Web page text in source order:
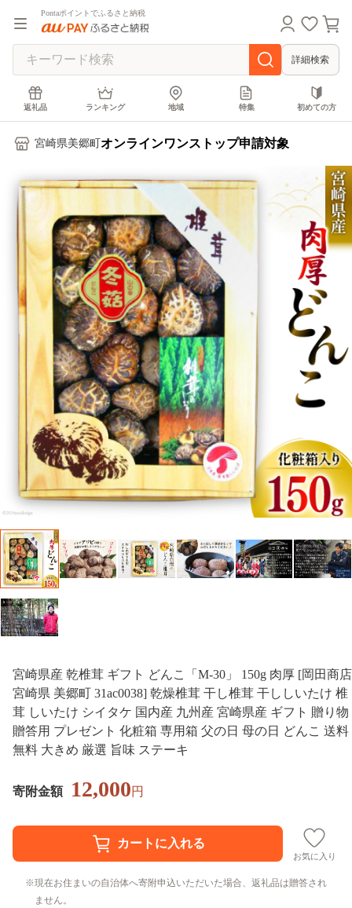
Pontaポイントでふるさと納税
詳細検索
返礼品 ランキング 地域 特集 初めての方
宮崎県美郷町 オンラインワンストップ申請対象
宮崎県産 乾椎茸 ギフト どんこ「M-30」 150g 肉厚 [岡田商店
宮崎県 美郷町 31ac0038] 乾燥椎茸 干し椎茸 干ししいたけ 椎
茸 しいたけ シイタケ 国内産 九州産 宮崎県産 ギフト 贈り物
贈答用 プレゼント 化粧箱 専用箱 父の日 母の日 どんこ 送料
無料 大きめ 厳選 旨味 ステーキ
寄附金額 12,000円
お気に入り
現在お住まいの自治体へ寄附申込いただいた場合、返礼品は贈答され
ません。